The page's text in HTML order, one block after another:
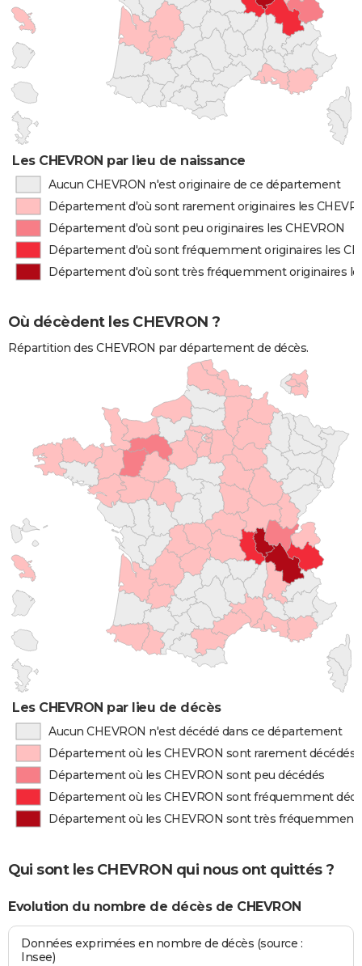
Les CHEVRON par lieu de naissance
Aucun CHEVRON n'est originaire de ce département
Département d'où sont rarement originaires les
Département d'où sont peu originaires les CHEVRON
Département d'où sont fréquemment originaires les
Département d'où sont très fréquemment originaires
Où décèdent les CHEVRON ?
Répartition des CHEVRON par département de décès.
Les CHEVRON par lieu de décès
Aucun CHEVRON n'est décédé dans ce département
Département où les CHEVRON sont rarement décédés
Département où les CHEVRON sont peu décédés
Département où les CHEVRON sont fréquemment
Département où les CHEVRON sont très fréquemment
Qui sont les CHEVRON qui nous ont quittés ?
Evolution du nombre de décès de CHEVRON
Données exprimées en nombre de décès (source :
Insee)